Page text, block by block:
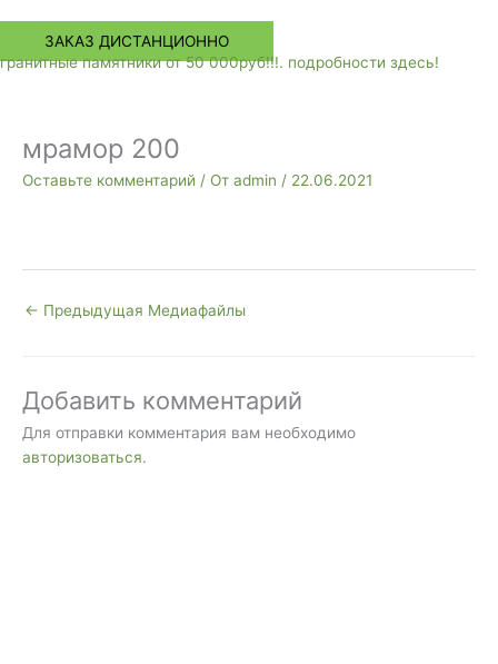
Меню
ЗАКАЗ ДИСТАНЦИОННО
гранитные памятники от 50 000руб!!!. подробности здесь!
мрамор 200
Оставьте комментарий / От admin / 22.06.2021
← Предыдущая Медиафайлы
Добавить комментарий
Для отправки комментария вам необходимо
авторизоваться.